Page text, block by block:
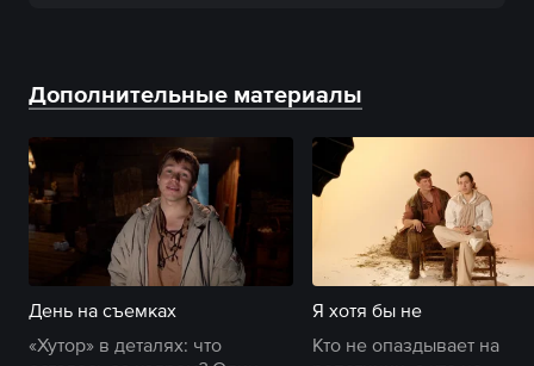
Дополнительные материалы
День на съемках
«Хутор» в деталях: что
Я хотя бы не
Кто не опаздывает на